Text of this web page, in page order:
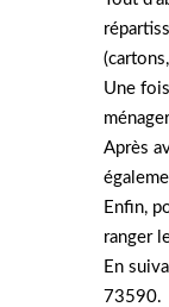
Une
Après
Enfin,
ranger
En
73590.